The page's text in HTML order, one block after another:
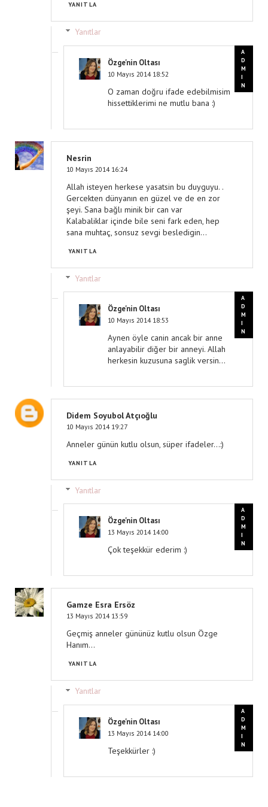
YANITLA
Yanıtlar
Özge'nin Oltası
10 Mayıs 2014 18:52
O zaman doğru ifade edebilmisim
hissettiklerimi ne mutlu bana :)
Nesrin
10 Mayıs 2014 16:24
Allah isteyen herkese yasatsin bu duyguyu. .
Gercekten dünyanın en güzel ve de en zor
şeyi. Sana bağlı minik bir can var
Kalabaliklar içinde bile seni fark eden, hep
sana muhtaç, sonsuz sevgi besledigin...
YANITLA
Yanıtlar
Özge'nin Oltası
10 Mayıs 2014 18:53
Aynen öyle canin ancak bir anne
anlayabilir diğer bir anneyi. Allah
herkesin kuzusuna saglik versin...
Didem Soyubol Atçıoğlu
10 Mayıs 2014 19:27
Anneler günün kutlu olsun, süper ifadeler...:)
YANITLA
Yanıtlar
Özge'nin Oltası
13 Mayıs 2014 14:00
Çok teşekkür ederim :)
Gamze Esra Ersöz
13 Mayıs 2014 13:59
Geçmiş anneler gününüz kutlu olsun Özge
Hanım...
YANITLA
Yanıtlar
Özge'nin Oltası
13 Mayıs 2014 14:00
Teşekkürler :)